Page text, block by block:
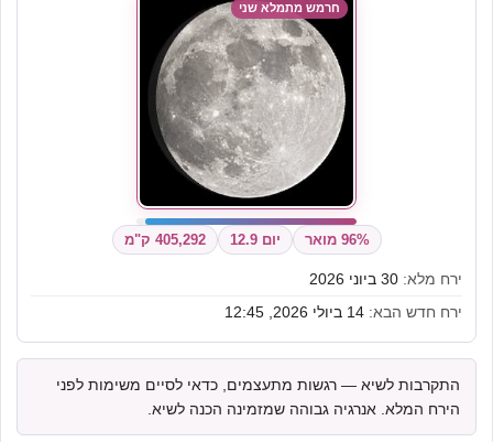
חרמש מתמלא שני
96% מואר יום 12.9 405,292 ק"מ
ירח מלא:
ירח חדש הבא:
התקרבות לשיא — רגשות מתעצמים, כדאי לסיים משימות לפני
הירח המלא. אנרגיה גבוהה שמזמינה הכנה לשיא.